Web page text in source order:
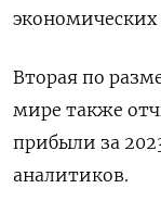
экономических
Вторая по
мире также
прибыли за
аналитиков.